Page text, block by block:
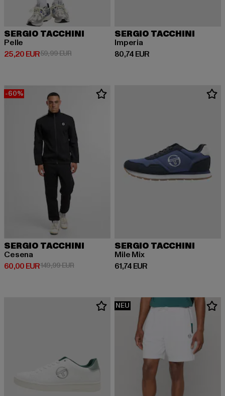
SERGIO TACCHINI
Pelle
25,20 EUR
Derzeitiger Preis: 25,20 EUR
59,99 EURAktionspreis: 59,99 EUR
SERGIO TACCHINI
Imperia
80,74 EUR
Derzeitiger Preis: 80,74 EUR
-60%
SERGIO TACCHINI
Cesena
60,00 EUR
Derzeitiger Preis: 60,00 EUR
149,99 EURAktionspreis: 149,99 EUR
SERGIO TACCHINI
Mile Mix
61,74 EUR
Derzeitiger Preis: 61,74 EUR
NEU